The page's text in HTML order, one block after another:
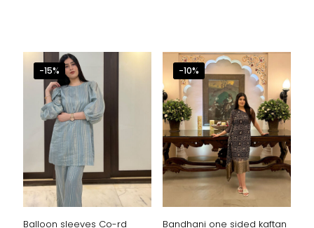
-15%
Balloon sleeves Co-rd
-10%
Bandhani one sided kaftan